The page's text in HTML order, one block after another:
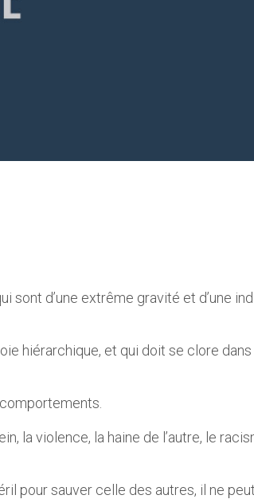
sont d’une extrême gravité et d’une
hiérarchique, et qui doit se clore
la violence, la haine de l’autre, le
pour sauver celle des autres, il ne